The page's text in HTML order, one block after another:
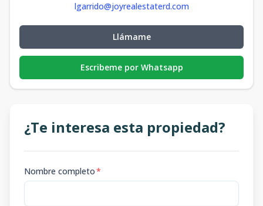
lgarrido@joyrealestaterd.com
Llámame
Escribeme por Whatsapp
¿Te interesa esta propiedad?
Nombre completo*